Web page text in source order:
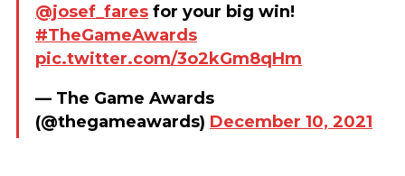
@josef_fares for your big win!
#TheGameAwards
pic.twitter.com/3o2kGm8qHm
— The Game Awards
(@thegameawards) December 10, 2021